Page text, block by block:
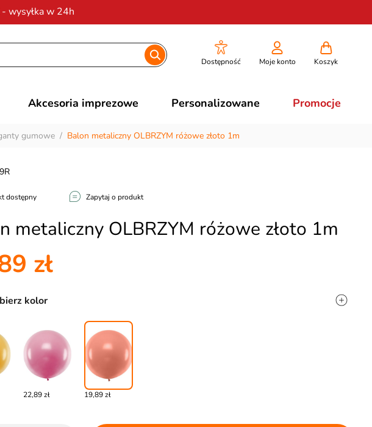
wysyłka w 24h
od 200 zł
Dostępność Moje konto Koszyk
Akcesoria imprezowe Personalizowane Promocje
gumowe / Balon metaliczny OLBRZYM różowe złoto 1m
metaliczny OLBRZYM różowe złoto 1m
dostępny Zapytaj o produkt
zł
kolor
22,89 zł 19,89 zł